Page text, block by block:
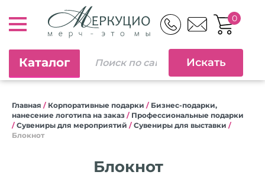
0
Каталог
Главная / Корпоративные подарки / Бизнес-подарки,
нанесение логотипа на заказ / Профессиональные подарки
/ Сувениры для мероприятий / Сувениры для выставки /
Блокнот
Блокнот